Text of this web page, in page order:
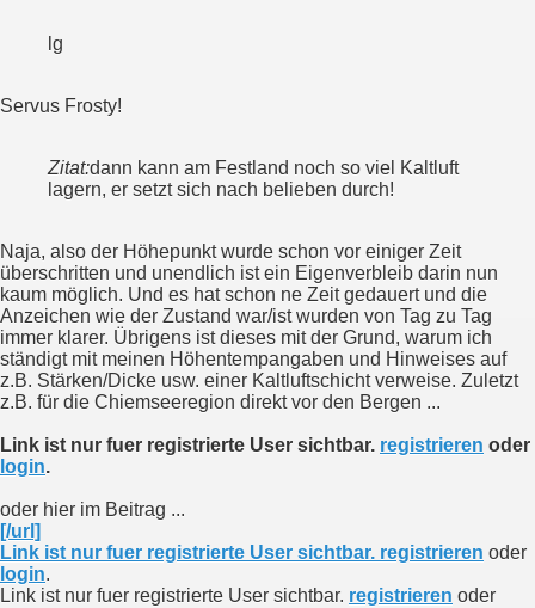
lg
Servus Frosty!
Zitat:dann kann am Festland noch so viel Kaltluft
lagern, er setzt sich nach belieben durch!
Naja, also der Höhepunkt wurde schon vor einiger Zeit
überschritten und unendlich ist ein Eigenverbleib darin nun
kaum möglich. Und es hat schon ne Zeit gedauert und die
Anzeichen wie der Zustand war/ist wurden von Tag zu Tag
immer klarer. Übrigens ist dieses mit der Grund, warum ich
ständigt mit meinen Höhentempangaben und Hinweises auf
z.B. Stärken/Dicke usw. einer Kaltluftschicht verweise. Zuletzt
z.B. für die Chiemseeregion direkt vor den Bergen ...
Link ist nur fuer registrierte User sichtbar. registrieren oder
login.
oder hier im Beitrag ...
[/url]
Link ist nur fuer registrierte User sichtbar. registrieren oder
login.
Link ist nur fuer registrierte User sichtbar. registrieren oder